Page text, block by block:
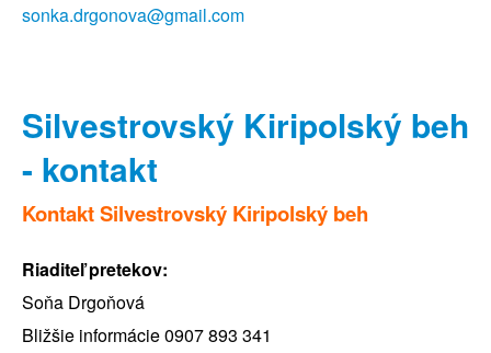
sonka.drgonova@gmail.com
Silvestrovský Kiripolský beh
- kontakt
Kontakt Silvestrovský Kiripolský beh
Riaditeľ pretekov:
Soňa Drgoňová
Bližšie informácie 0907 893 341